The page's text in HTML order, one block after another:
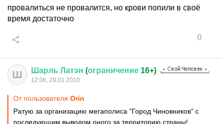
провалиться не провалится, но крови попили в своё
время достаточно
0
Ш Шарль Латэн (ограничение 16+)
12:06, 29.01.2010
От пользователя Orin
Ратую за организацию мегаполиса "Город Чиновников" с
последующим выводом оного за территорию страны!